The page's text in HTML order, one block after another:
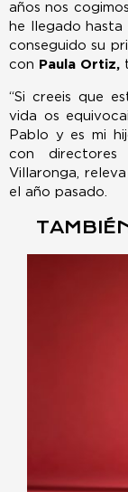
años nos
he llegado
conseguido su
con Paula Ortiz,
“Si creeis que
vida os
Pablo y es mi
con
Villaronga,
el año pasado.